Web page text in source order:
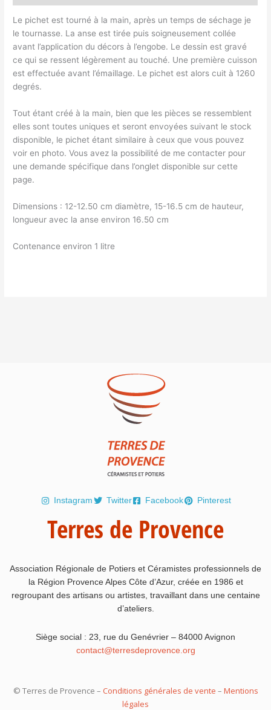
Le pichet est tourné à la main, après un temps de séchage je
le tournasse. La anse est tirée puis soigneusement collée
avant l’application du décors à l’engobe. Le dessin est gravé
ce qui se ressent légèrement au touché. Une première cuisson
est effectuée avant l’émaillage. Le pichet est alors cuit à 1260
degrés.
Tout étant créé à la main, bien que les pièces se ressemblent
elles sont toutes uniques et seront envoyées suivant le stock
disponible, le pichet étant similaire à ceux que vous pouvez
voir en photo. Vous avez la possibilité de me contacter pour
une demande spécifique dans l’onglet disponible sur cette
page.
Dimensions : 12-12.50 cm diamètre, 15-16.5 cm de hauteur,
longueur avec la anse environ 16.50 cm
Contenance environ 1 litre
Instagram Twitter Facebook Pinterest
Terres de Provence
Association Régionale de Potiers et Céramistes professionnels de
la Région Provence Alpes Côte d’Azur, créée en 1986 et
regroupant des artisans ou artistes, travaillant dans une centaine
d’ateliers.
Siège social : 23, rue du Genévrier – 84000 Avignon
contact@terresdeprovence.org
© Terres de Provence – Conditions générales de vente – Mentions
légales